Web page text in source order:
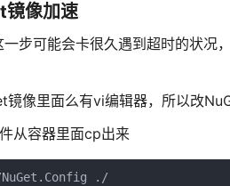
像加速
步可能会卡很久遇到超时的状况
像里面么有vi编辑器，所以改
从容器里面cp出来
./